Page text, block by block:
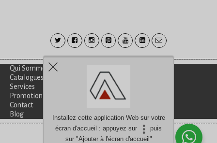
Besoin d'aide?discutez avec nous
Qui Sommes-Nous?
Catalogues
Services
Promotion
Contact
Blog
Installez cette application Web sur votre
écran d'accueil : appuyez sur
puis
sur "Ajouter à l'écran d'accueil"